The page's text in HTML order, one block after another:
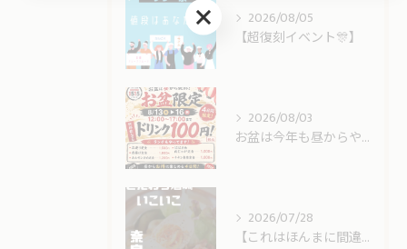
2026/08/05
【超復刻イベント🎊】
2026/08/03
お盆は今年も昼からやってます！！！！
2026/07/28
【これはほんまに間違いない🥔🥚🥓】
ご予約はこちら